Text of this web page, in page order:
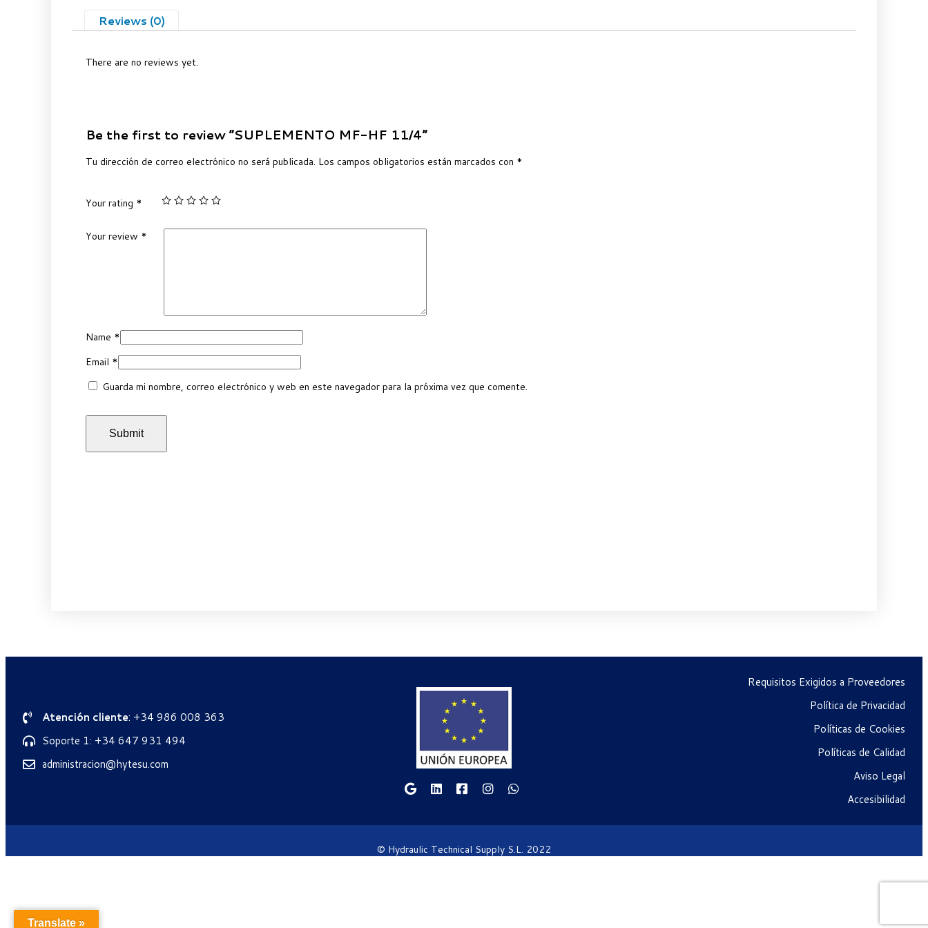
Reviews (0)
There are no reviews yet.
Be the first to review “SUPLEMENTO MF-HF 11/4”
Tu dirección de correo electrónico no será publicada. Los campos obligatorios están marcados con *
Your rating *
Your review *
Name *
Email *
Guarda mi nombre, correo electrónico y web en este navegador para la próxima vez que comente.
Atención cliente: +34 986 008 363
Soporte 1: +34 647 931 494
administracion@hytesu.com
Requisitos Exigidos a Proveedores
Política de Privacidad
Políticas de Cookies
Políticas de Calidad
Aviso Legal
Accesibilidad
© Hydraulic Technical Supply S.L. 2022
Translate »